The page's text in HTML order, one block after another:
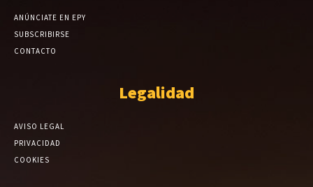
ANÚNCIATE EN EPY
SUBSCRIBIRSE
CONTACTO
Legalidad
AVISO LEGAL
PRIVACIDAD
COOKIES